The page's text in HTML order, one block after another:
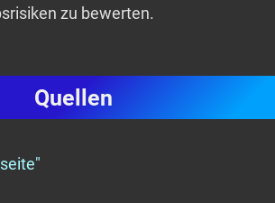
zu bewerten.
Quellen